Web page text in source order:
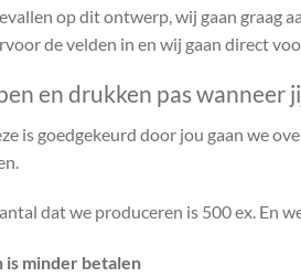
op dit ontwerp, wij gaan graag
de velden in en wij gaan direct
en drukken pas wanneer
is goedgekeurd door jou gaan we
dat we produceren is 500 ex. En
minder betalen